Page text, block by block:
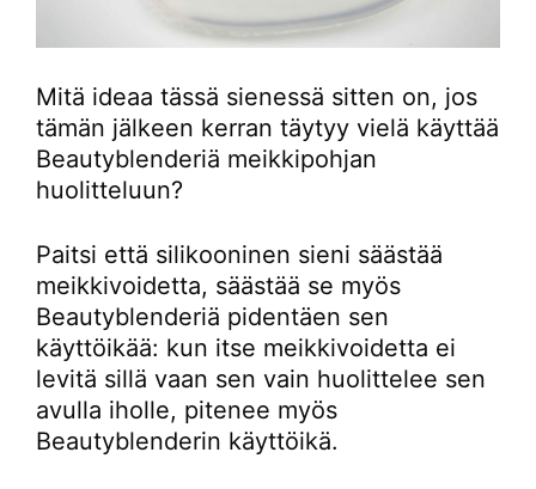
Mitä ideaa tässä sienessä sitten on, jos
tämän jälkeen kerran täytyy vielä käyttää
Beautyblenderiä meikkipohjan
huolitteluun?
Paitsi että silikooninen sieni säästää
meikkivoidetta, säästää se myös
Beautyblenderiä pidentäen sen
käyttöikää: kun itse meikkivoidetta ei
levitä sillä vaan sen vain huolittelee sen
avulla iholle, pitenee myös
Beautyblenderin käyttöikä.